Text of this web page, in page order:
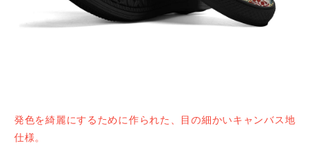
発色を綺麗にするために作られた、目の細かいキャンバス地
仕様。